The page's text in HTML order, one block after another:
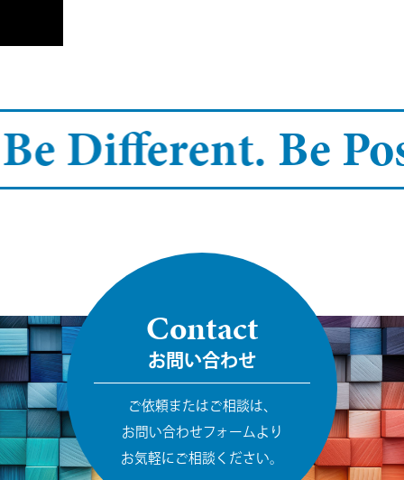
Different. Be
Contact
お問い合わせ
ご依頼またはご相談は、
お問い合わせフォームより
お気軽にご相談ください。